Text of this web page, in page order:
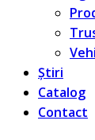
Știri
Catalog
Contact